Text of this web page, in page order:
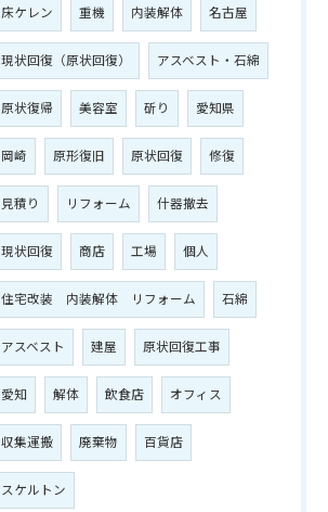
床ケレン 重機 内装解体 名古屋
現状回復（原状回復） アスベスト・石綿
原状復帰 美容室 斫り 愛知県
岡崎 原形復旧 原状回復 修復
見積り リフォーム 什器撤去
現状回復 商店 工場 個人
住宅改装 内装解体 リフォーム 石綿
アスベスト 建屋 原状回復工事
愛知 解体 飲食店 オフィス
収集運搬 廃棄物 百貨店
スケルトン